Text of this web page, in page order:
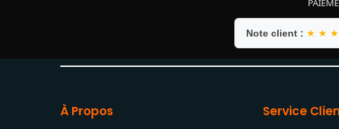
Note client : ★ ★
À Propos Service